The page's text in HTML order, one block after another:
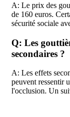
A: Le prix des
de 160 euros.
sécurité sociale
Q: Les
secondaires ?
A: Les effets
peuvent ressentir
l'occlusion. Un